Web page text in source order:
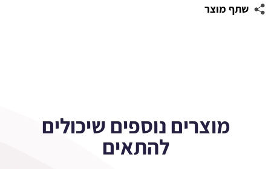
שתף מוצר
מוצרים נוספים שיכולים
להתאים